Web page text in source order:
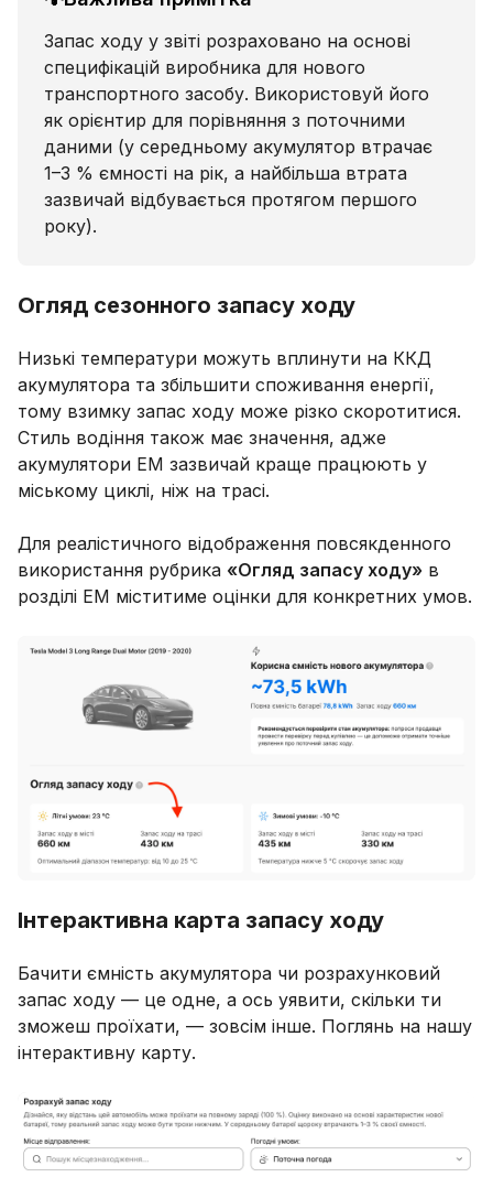
Запас ходу у звіті розраховано на основі
специфікацій виробника для нового
транспортного засобу. Використовуй його
як орієнтир для порівняння з поточними
даними (у середньому акумулятор втрачає
1–3 % ємності на рік, а найбільша втрата
зазвичай відбувається протягом першого
року).
Огляд сезонного запасу ходу
Низькі температури можуть вплинути на ККД
акумулятора та збільшити споживання енергії,
тому взимку запас ходу може різко скоротитися.
Стиль водіння також має значення, адже
акумулятори ЕМ зазвичай краще працюють у
міському циклі, ніж на трасі.
Для реалістичного відображення повсякденного
використання рубрика «Огляд запасу ходу» в
розділі ЕМ міститиме оцінки для конкретних умов.
Інтерактивна карта запасу ходу
Бачити ємність акумулятора чи розрахунковий
запас ходу — це одне, а ось уявити, скільки ти
зможеш проїхати, — зовсім інше. Поглянь на нашу
інтерактивну карту.